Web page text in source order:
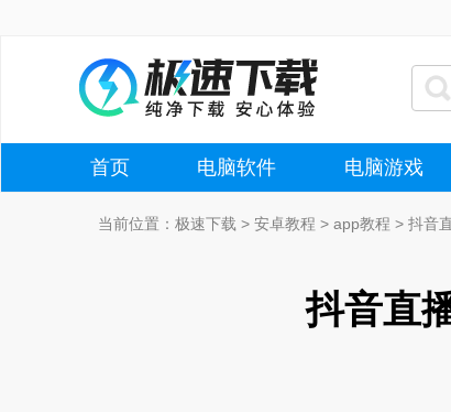
首页 电脑软件 电脑游戏
当前位置： 极速下载 > 安卓教程 > app教程 > 抖音
抖音直